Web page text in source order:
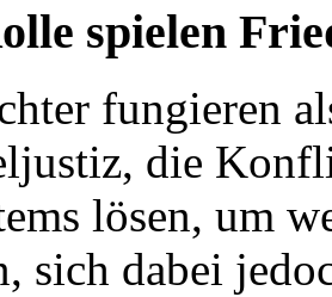
spielen
fungieren
die
lösen, um
sich dabei